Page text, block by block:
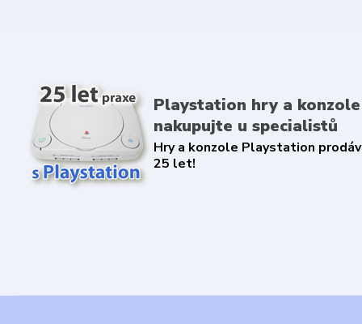
Playstation hry a konzole
nakupujte u specialistů
Hry a konzole Playstation
25 let!